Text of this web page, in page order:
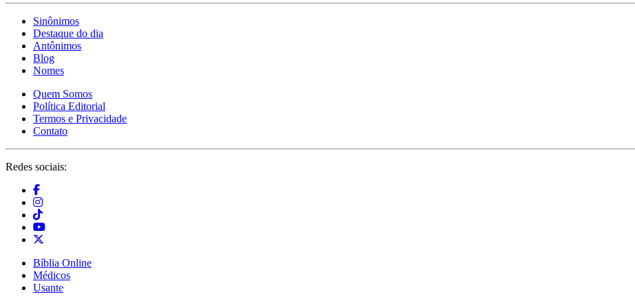
Sinônimos
Destaque do dia
Antônimos
Blog
Nomes
Quem Somos
Política Editorial
Termos e Privacidade
Contato
Redes sociais:
Bíblia Online
Médicos
Usante